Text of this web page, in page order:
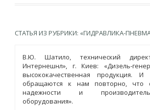
СТАТЬЯ ИЗ РУБРИКИ: «ГИДРАВЛИКА-
В.Ю. Шатило, технический
Интернешнл», г. Киев: «Дизель-
высококачественная продукция. И
обращаются к нам повторно, что
надежности и
оборудования».